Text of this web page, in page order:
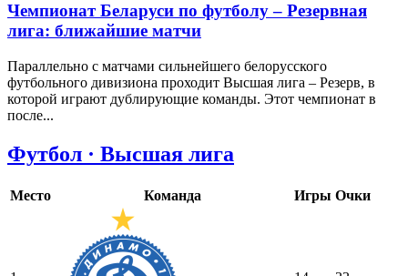
Чемпионат Беларуси по футболу – Резервная
лига: ближайшие матчи
Параллельно с матчами сильнейшего белорусского
футбольного дивизиона проходит Высшая лига – Резерв, в
которой играют дублирующие команды. Этот чемпионат в
после...
Футбол · Высшая лига
Место Команда Игры Очки